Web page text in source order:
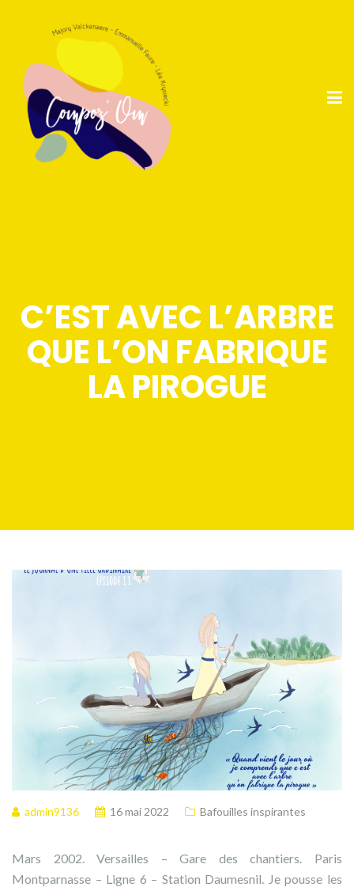
C’EST AVEC L’ARBRE
QUE L’ON FABRIQUE
LA PIROGUE
admin9136 16 mai 2022 Bafouilles inspirantes
Mars 2002. Versailles – Gare des chantiers. Paris
Montparnasse – Ligne 6 – Station Daumesnil. Je pousse les